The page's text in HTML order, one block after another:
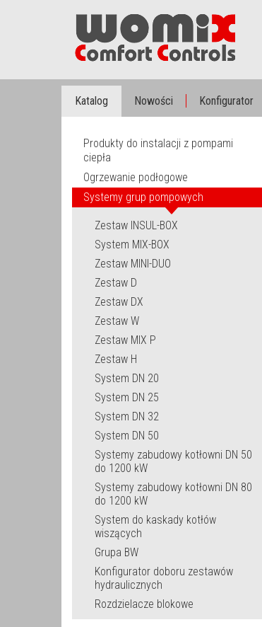
Katalog Nowości Konfigurator
Produkty do instalacji z pompami
ciepła
Ogrzewanie podłogowe
Systemy grup pompowych
Zestaw INSUL-BOX
System MIX-BOX
Zestaw MINI-DUO
Zestaw D
Zestaw DX
Zestaw W
Zestaw MIX P
Zestaw H
System DN 20
System DN 25
System DN 32
System DN 50
Systemy zabudowy kotłowni DN 50
do 1200 kW
Systemy zabudowy kotłowni DN 80
do 1200 kW
System do kaskady kotłów
wiszących
Grupa BW
Konfigurator doboru zestawów
hydraulicznych
Rozdzielacze blokowe